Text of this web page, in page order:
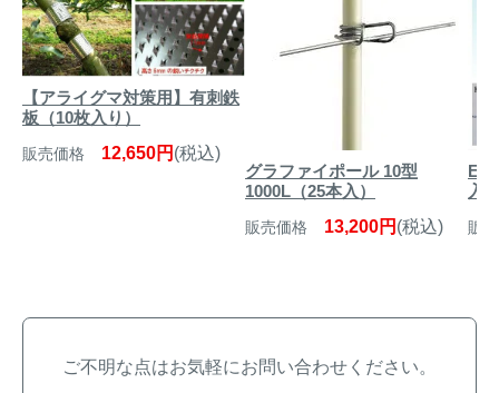
【アライグマ対策用】有刺鉄
板（10枚入り）
販売価格 12,650円 (税込)
グラファイポール 10型
1000L（25本入）
販売価格 13,200円 (税込)
入
販
ご不明な点はお気軽にお問い合わせください。